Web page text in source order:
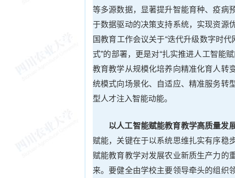
等多源数据，显著提升智能育种、疫病
于数据驱动的决策支持系统，实现资源
国教育工作会议关于“迭代升级数字时
式”的部署，更是对“扎实推进人工智能
教育教学从规模化培养向精准化育人转
统模式向场景化、自适应、精准服务转
型人才注入智能动能。
以人工智能赋能教育教学高质量发
赋能，关键在于以系统思维扎实有序稳
赋能教育教学对发展农业新质生产力的
来。要健全由学校主要领导牵头的组织